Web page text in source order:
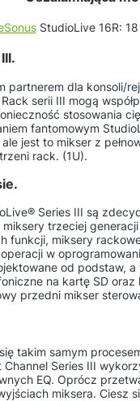
StudioLive 16R:
partnerem dla
serii III mogą
stosowania
fantomowym
jest to mikser z
rack. (1U).
Series III są
trzeciej
miksery
w
od podstaw,
na kartę SD
przedni mikser
takim samym
Series III
EQ. Oprócz
miksera. Ciesz